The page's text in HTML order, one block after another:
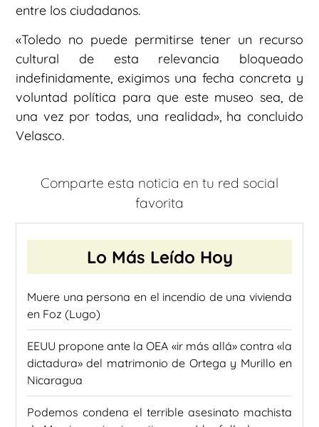
entre los ciudadanos.
«Toledo no puede permitirse tener un recurso
cultural de esta relevancia bloqueado
indefinidamente, exigimos una fecha concreta y
voluntad política para que este museo sea, de
una vez por todas, una realidad», ha concluido
Velasco.
Comparte esta noticia en tu red social
favorita
Lo Más Leído Hoy
Muere una persona en el incendio de una vivienda
en Foz (Lugo)
EEUU propone ante la OEA «ir más allá» contra «la
dictadura» del matrimonio de Ortega y Murillo en
Nicaragua
Podemos condena el terrible asesinato machista